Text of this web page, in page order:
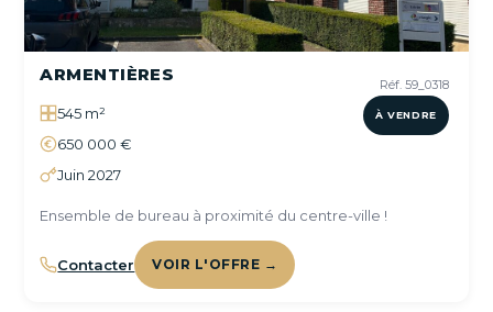
Réf. 59_0318
À VENDRE
ARMENTIÈRES
545 m²
650 000 €
Juin 2027
Ensemble de bureau à proximité du centre-ville !
Contacter VOIR L'OFFRE →